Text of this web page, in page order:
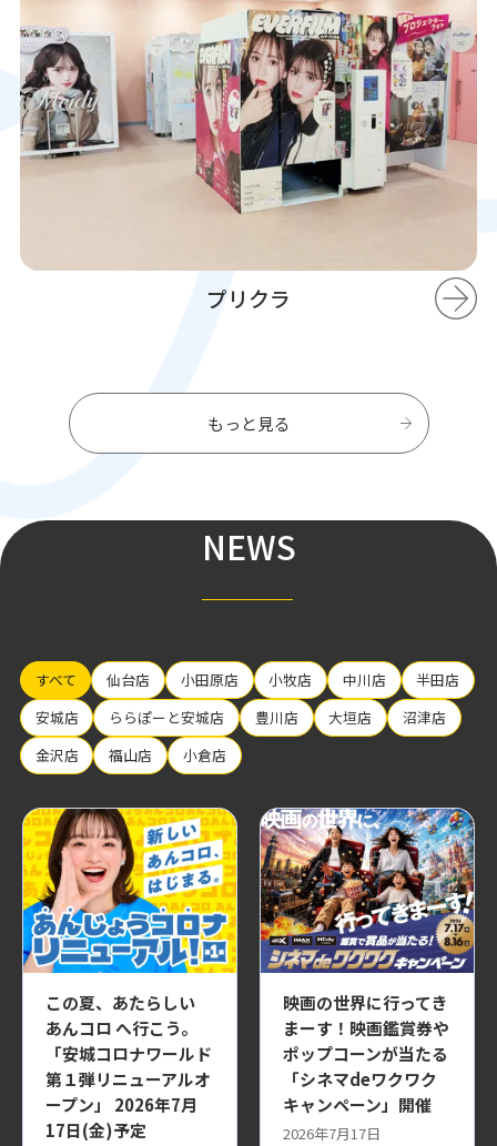
プリクラ
もっと見る
NEWS
すべて 仙台店 小田原店 小牧店 中川店
半田店
安城店
ららぽーと安城店 豊川店 大垣店
沼津店
金沢店
福山店 小倉店
この夏、あたらしい
あんコロ へ行こう。
「安城コロナワールド
第１弾リニューアルオ
ープン」 2026年7月
17日(金)予定
映画の世界に行ってき
まーす！映画鑑賞券や
ポップコーンが当たる
「シネマdeワクワク
キャンペーン」開催
2026年7月17日